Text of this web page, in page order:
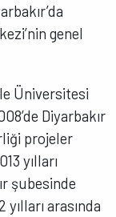
genel
Üniversitesi
Diyarbakır
projeler
yılları
şubesinde
arasında